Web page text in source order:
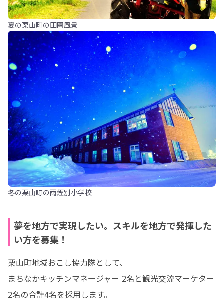
夏の栗山町の田園風景
冬の栗山町の雨煙別小学校
夢を地方で実現したい。スキルを地方で発揮した
い方を募集！
栗山町地域おこし協力隊として、
まちなかキッチンマネージャー 2名と観光交流マーケター
2名の合計4名を採用します。